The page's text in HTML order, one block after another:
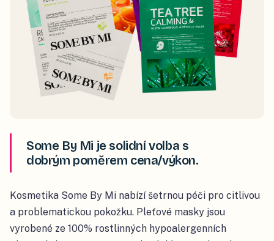
Some By Mi je solidní volba s
dobrým poměrem cena/výkon.
Kosmetika Some By Mi nabízí šetrnou péči pro citlivou
a problematickou pokožku. Pleťové masky jsou
vyrobené ze 100% rostlinných hypoalergenních